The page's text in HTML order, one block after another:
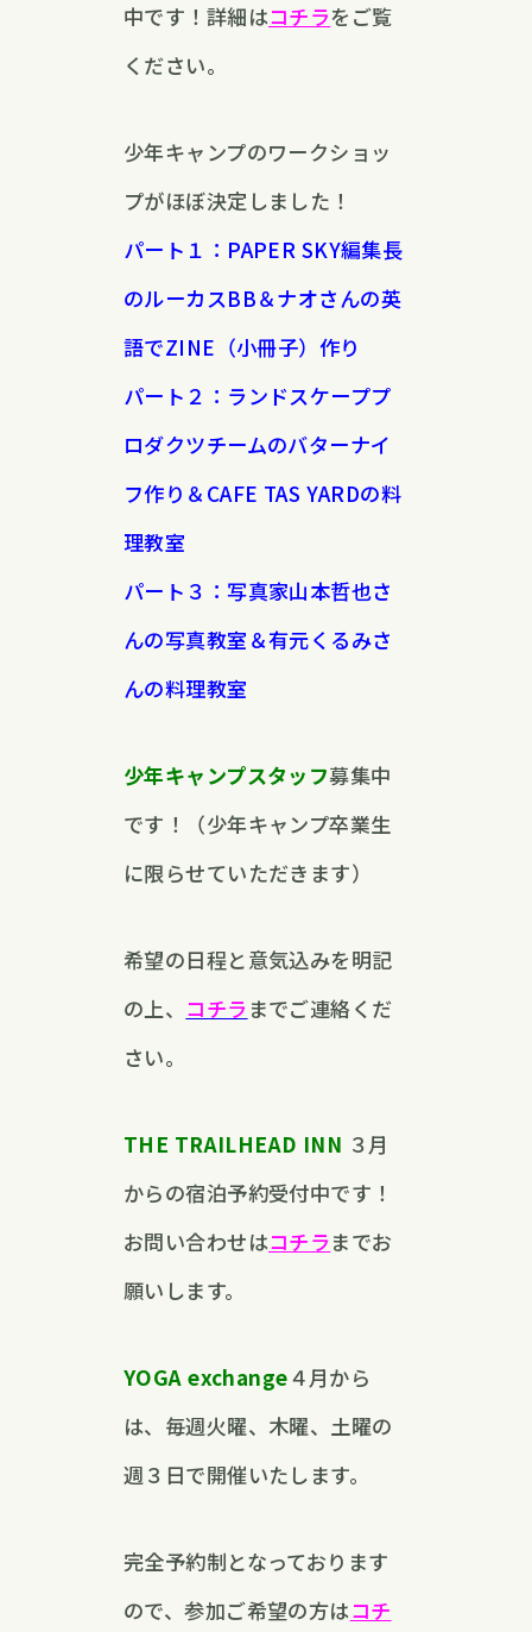
中です！詳細はコチラをご覧
ください。
少年キャンプのワークショッ
プがほぼ決定しました！
パート１：PAPER SKY編集長
のルーカスBB＆ナオさんの英
語でZINE（小冊子）作り
パート２：ランドスケーププ
ロダクツチームのバターナイ
フ作り＆CAFE TAS YARDの料
理教室
パート３：写真家山本哲也さ
んの写真教室＆有元くるみさ
んの料理教室
少年キャンプスタッフ募集中
です！（少年キャンプ卒業生
に限らせていただきます）
希望の日程と意気込みを明記
の上、 コチラ までご連絡くだ
さい。
THE TRAILHEAD INN ３月
からの宿泊予約受付中です！
お問い合わせはコチラまでお
願いします。
YOGA exchange４月から
は、毎週火曜、木曜、土曜の
週３日で開催いたします。
完全予約制となっております
ので、参加ご希望の方はコチ